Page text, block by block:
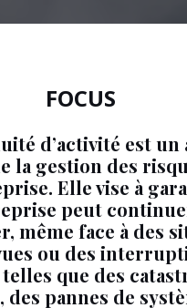
FOCUS
d’activité est un
la gestion des
Elle vise à
peut
même face à des
ou des
que des
pannes de